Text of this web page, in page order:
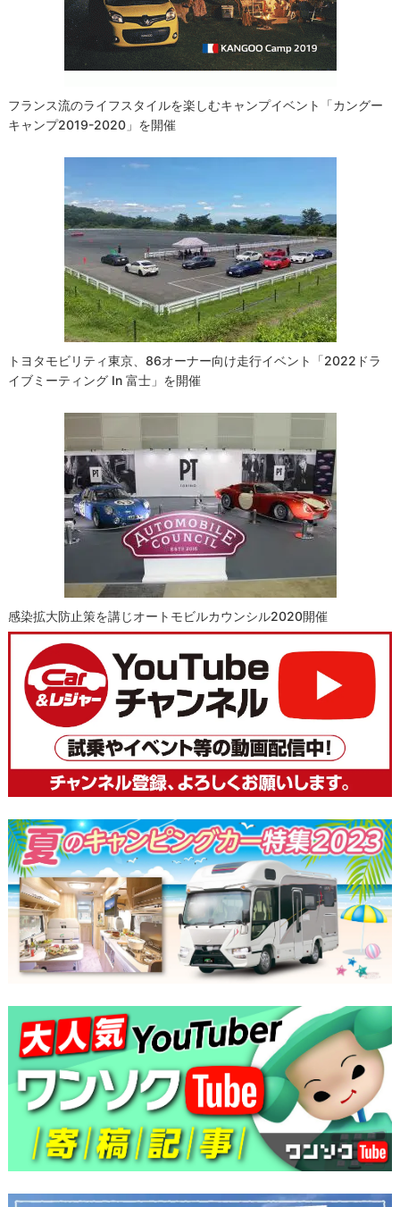
フランス流のライフスタイルを楽しむキャンプイベント「カングー
キャンプ2019-2020」を開催
トヨタモビリティ東京、86オーナー向け走行イベント「2022ドラ
イブミーティング In 富士」を開催
感染拡大防止策を講じオートモビルカウンシル2020開催